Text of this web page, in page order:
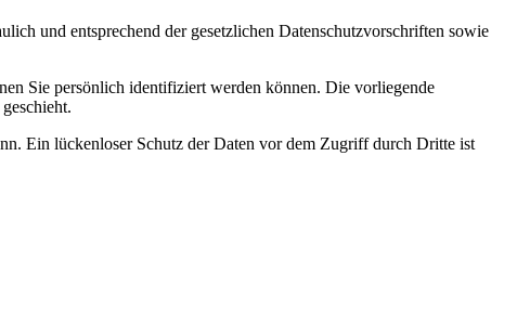
und entsprechend der gesetzlichen Datenschutzvorschriften sowie
Sie persönlich identifiziert werden können. Die vorliegende
Ein lückenloser Schutz der Daten vor dem Zugriff durch Dritte ist